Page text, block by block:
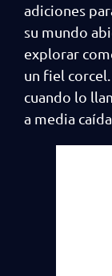
adiciones
su mundo
explorar
un fiel
cuando lo
a media caída.